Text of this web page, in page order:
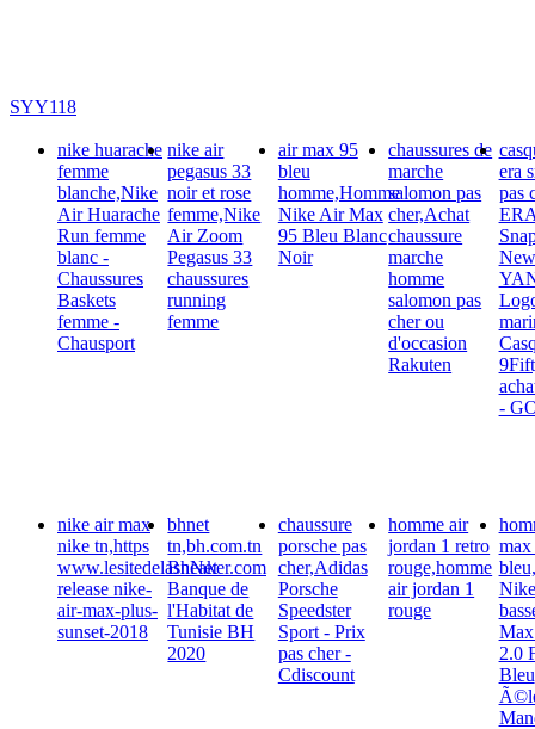
SYY118
nike huarache
femme
blanche,Nike
Air Huarache
Run femme
blanc -
Chaussures
Baskets
femme -
Chausport
nike air
pegasus 33
noir et rose
femme,Nike
Air Zoom
Pegasus 33
chaussures
running
femme
air max 95
bleu
homme,Homme
Nike Air Max
95 Bleu Blanc
Noir
chaussures de
marche
salomon pas
cher,Achat
chaussure
marche
homme
salomon pas
cher ou
d'occasion
Rakuten
era
pas
-
nike air max
nike tn,https
www.lesitedelasneaker.com
release nike-
air-max-plus-
sunset-2018
bhnet
tn,bh.com.tn
BhNet
Banque de
l'Habitat de
Tunisie BH
2020
chaussure
porsche pas
cher,Adidas
Porsche
Speedster
Sport - Prix
pas cher -
Cdiscount
homme air
jordan 1 retro
rouge,homme
air jordan 1
rouge
2.0
Bleu